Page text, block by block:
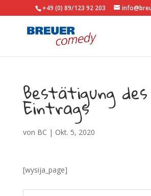
+49 (0) 89/123 92 203
Bestätigung des
Eintrags
von BC | Okt. 5, 2020
[wysija_page]